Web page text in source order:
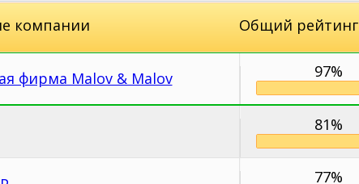
компании Общий рейтинг
фирма Malov & Malov 97%
81%
77%